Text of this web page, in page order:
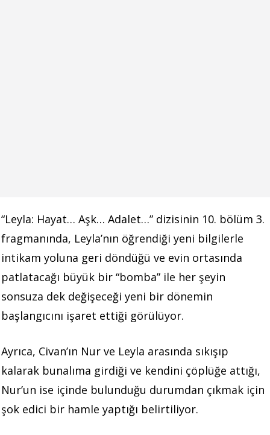
“Leyla: Hayat… Aşk… Adalet…” dizisinin 10. bölüm 3.
fragmanında, Leyla’nın öğrendiği yeni bilgilerle
intikam yoluna geri döndüğü ve evin ortasında
patlatacağı büyük bir “bomba” ile her şeyin
sonsuza dek değişeceği yeni bir dönemin
başlangıcını işaret ettiği görülüyor.
Ayrıca, Civan’ın Nur ve Leyla arasında sıkışıp
kalarak bunalıma girdiği ve kendini çöplüğe attığı,
Nur’un ise içinde bulunduğu durumdan çıkmak için
şok edici bir hamle yaptığı belirtiliyor.